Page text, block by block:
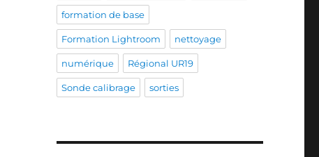
formation de base
Formation Lightroom nettoyage
numérique Régional UR19
Sonde calibrage sorties